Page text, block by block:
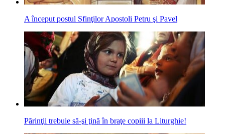
A început postul Sfinţilor Apostoli Petru şi Pavel
Părinţii trebuie să-şi ţină în braţe copiii la Liturghie!